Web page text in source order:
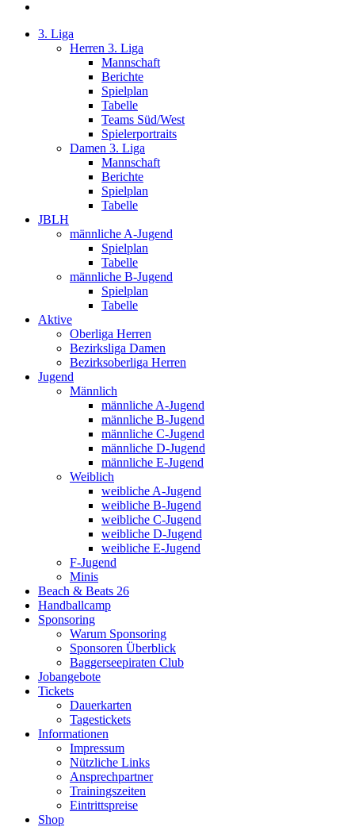
3. Liga
Herren 3. Liga
Mannschaft
Berichte
Spielplan
Tabelle
Teams Süd/West
Spielerportraits
Damen 3. Liga
Mannschaft
Berichte
Spielplan
Tabelle
JBLH
männliche A-Jugend
Spielplan
Tabelle
männliche B-Jugend
Spielplan
Tabelle
Aktive
Oberliga Herren
Bezirksliga Damen
Bezirksoberliga Herren
Jugend
Männlich
männliche A-Jugend
männliche B-Jugend
männliche C-Jugend
männliche D-Jugend
männliche E-Jugend
Weiblich
weibliche A-Jugend
weibliche B-Jugend
weibliche C-Jugend
weibliche D-Jugend
weibliche E-Jugend
F-Jugend
Minis
Beach & Beats 26
Handballcamp
Sponsoring
Warum Sponsoring
Sponsoren Überblick
Baggerseepiraten Club
Jobangebote
Tickets
Dauerkarten
Tagestickets
Informationen
Impressum
Nützliche Links
Ansprechpartner
Trainingszeiten
Eintrittspreise
Shop